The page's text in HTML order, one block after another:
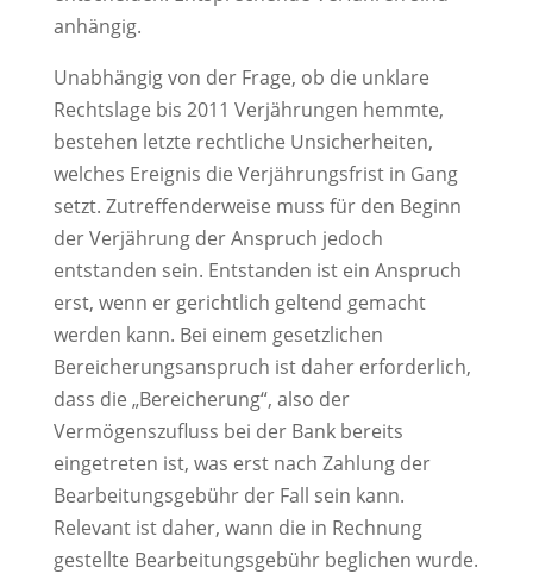
anhängig.
Unabhängig von der Frage, ob die unklare
Rechtslage bis 2011 Verjährungen hemmte,
bestehen letzte rechtliche Unsicherheiten,
welches Ereignis die Verjährungsfrist in Gang
setzt. Zutreffenderweise muss für den Beginn
der Verjährung der Anspruch jedoch
entstanden sein. Entstanden ist ein Anspruch
erst, wenn er gerichtlich geltend gemacht
werden kann. Bei einem gesetzlichen
Bereicherungsanspruch ist daher erforderlich,
dass die „Bereicherung“, also der
Vermögenszufluss bei der Bank bereits
eingetreten ist, was erst nach Zahlung der
Bearbeitungsgebühr der Fall sein kann.
Relevant ist daher, wann die in Rechnung
gestellte Bearbeitungsgebühr beglichen wurde.